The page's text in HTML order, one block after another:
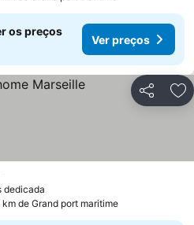
os preços
Ver preços
Partilhar
dedicada
km de Grand port maritime